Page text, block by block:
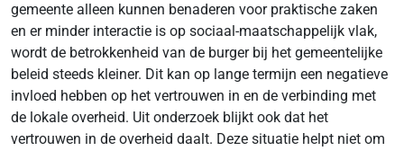
gemeente alleen kunnen benaderen voor praktische zaken
en er minder interactie is op sociaal-maatschappelijk vlak,
wordt de betrokkenheid van de burger bij het gemeentelijke
beleid steeds kleiner. Dit kan op lange termijn een negatieve
invloed hebben op het vertrouwen in en de verbinding met
de lokale overheid. Uit onderzoek blijkt ook dat het
vertrouwen in de overheid daalt. Deze situatie helpt niet om